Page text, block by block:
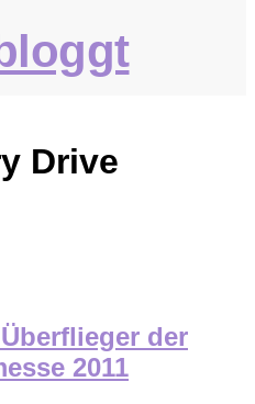
Drive
der
2011